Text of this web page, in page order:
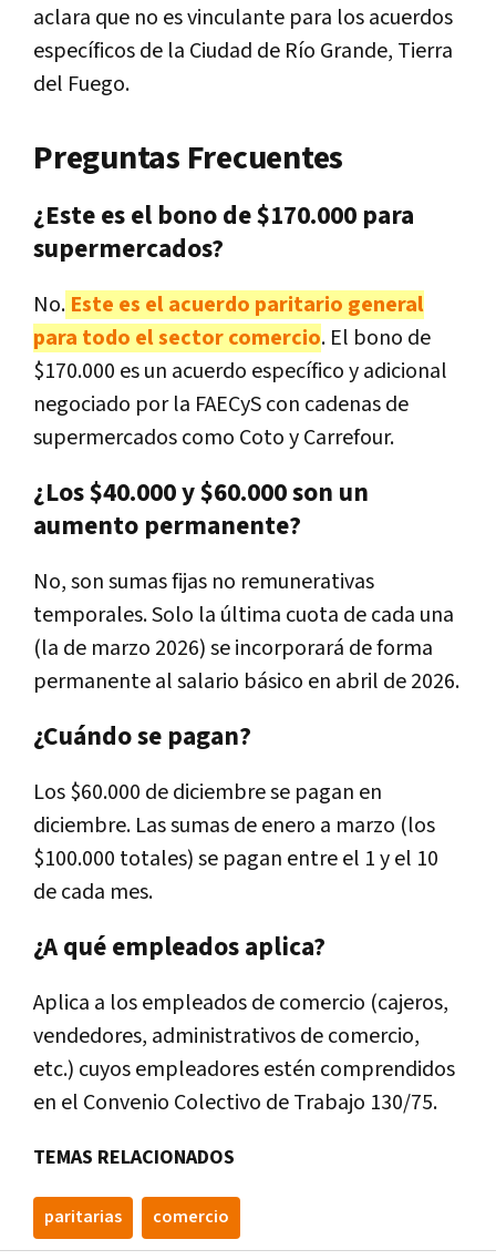
aclara que no es vinculante para los acuerdos
específicos de la Ciudad de Río Grande, Tierra
del Fuego.
Preguntas Frecuentes
¿Este es el bono de $170.000 para
supermercados?
No. Este es el acuerdo paritario general
para todo el sector comercio. El bono de
$170.000 es un acuerdo específico y adicional
negociado por la FAECyS con cadenas de
supermercados como Coto y Carrefour.
¿Los $40.000 y $60.000 son un
aumento permanente?
No, son sumas fijas no remunerativas
temporales. Solo la última cuota de cada una
(la de marzo 2026) se incorporará de forma
permanente al salario básico en abril de 2026.
¿Cuándo se pagan?
Los $60.000 de diciembre se pagan en
diciembre. Las sumas de enero a marzo (los
$100.000 totales) se pagan entre el 1 y el 10
de cada mes.
¿A qué empleados aplica?
Aplica a los empleados de comercio (cajeros,
vendedores, administrativos de comercio,
etc.) cuyos empleadores estén comprendidos
en el Convenio Colectivo de Trabajo 130/75.
TEMAS RELACIONADOS
paritarias comercio